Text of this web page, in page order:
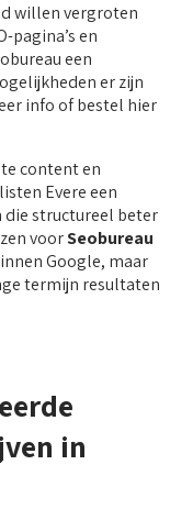
willen vergroten
pagina’s en
een
er zijn
info of bestel hier
content en
Evere een
structureel beter
voorSeobureau
Google, maar
termijn resultaten
in